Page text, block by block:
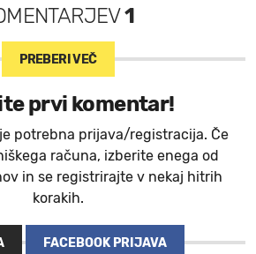
1
PREBERI VEČ
prvi komentar!
potrebna prijava/registracija. Če
računa, izberite enega od
in se registrirajte v nekaj hitrih
korakih.
FACEBOOK PRIJAVA